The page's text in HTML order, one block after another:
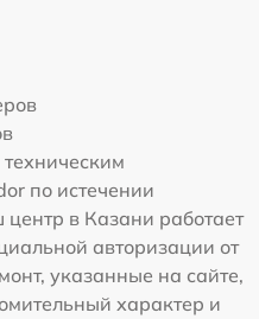
по истечении
в Казани работает
авторизации от
указанные на сайте,
характер и